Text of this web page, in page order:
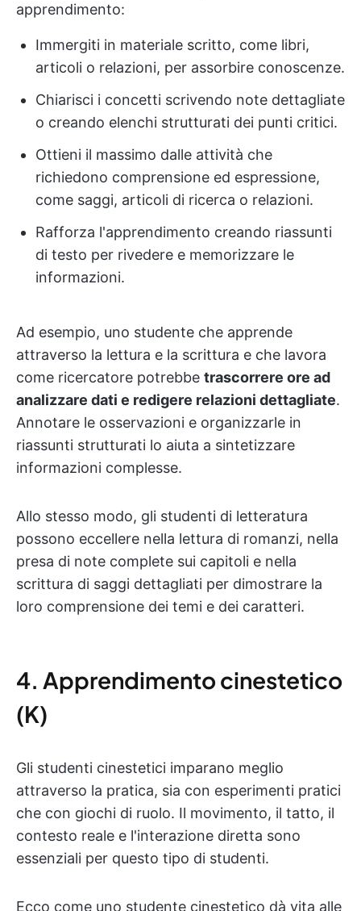
apprendimento:
Immergiti in materiale scritto, come libri,
articoli o relazioni, per assorbire conoscenze.
Chiarisci i concetti scrivendo note dettagliate
o creando elenchi strutturati dei punti critici.
Ottieni il massimo dalle attività che
richiedono comprensione ed espressione,
come saggi, articoli di ricerca o relazioni.
Rafforza l'apprendimento creando riassunti
di testo per rivedere e memorizzare le
informazioni.
Ad esempio, uno studente che apprende
attraverso la lettura e la scrittura e che lavora
come ricercatore potrebbe trascorrere ore ad
analizzare dati e redigere relazioni dettagliate.
Annotare le osservazioni e organizzarle in
riassunti strutturati lo aiuta a sintetizzare
informazioni complesse.
Allo stesso modo, gli studenti di letteratura
possono eccellere nella lettura di romanzi, nella
presa di note complete sui capitoli e nella
scrittura di saggi dettagliati per dimostrare la
loro comprensione dei temi e dei caratteri.
4. Apprendimento cinestetico
(K)
Gli studenti cinestetici imparano meglio
attraverso la pratica, sia con esperimenti pratici
che con giochi di ruolo. Il movimento, il tatto, il
contesto reale e l'interazione diretta sono
essenziali per questo tipo di studenti.
Ecco come uno studente cinestetico dà vita alle